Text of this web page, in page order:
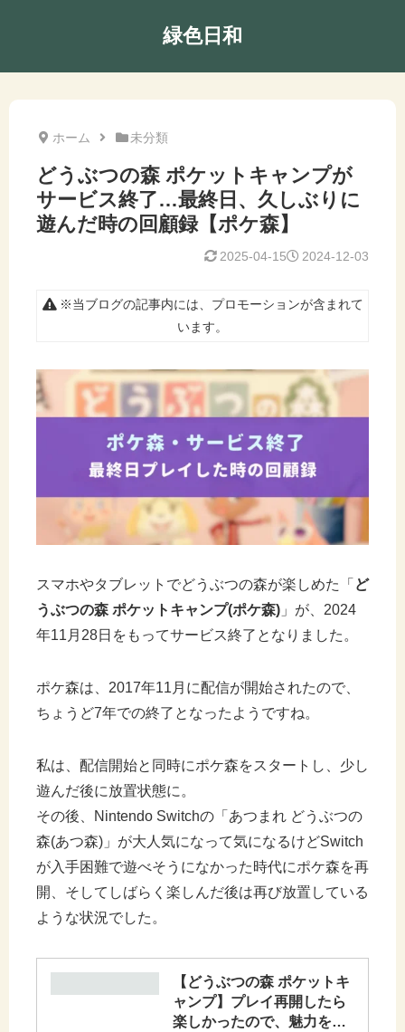
緑色日和
ホーム 未分類
どうぶつの森 ポケットキャンプが
サービス終了…最終日、久しぶりに
遊んだ時の回顧録【ポケ森】
2024-12-03
2025-04-15
※当ブログの記事内には、プロモーションが含まれて
います。
スマホやタブレットでどうぶつの森が楽しめた「 ど
うぶつの森 ポケットキャンプ(ポケ森) 」が、2024
年11月28日をもってサービス終了となりました。
ポケ森は、2017年11月に配信が開始されたので、
ちょうど7年での終了となったようですね。
私は、配信開始と同時にポケ森をスタートし、少し
遊んだ後に放置状態に。
その後、Nintendo Switchの「あつまれ どうぶつの
森(あつ森)」が大人気になって気になるけどSwitch
が入手困難で遊べそうになかった時代にポケ森を再
開、そしてしばらく楽しんだ後は再び放置している
ような状況でした。
【どうぶつの森 ポケットキ
ャンプ】プレイ再開したら
楽しかったので、魅力を語